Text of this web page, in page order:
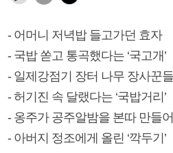
- 어머니 저녁밥 들고가던 효자
- 국밥 쏟고 통곡했다는 ‘국고개’
- 일제강점기 장터 나무 장사꾼들
- 허기진 속 달랬다는 ‘국밥거리’
- 옹주가 공주알밤을 본따 만들어
- 아버지 정조에게 올린 ‘깍두기’